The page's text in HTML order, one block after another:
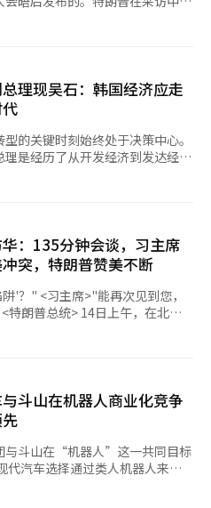
张缓解和人道交流并行，恢复对
打击。 然而，现实并不乐观。
国和日本的安全合作，而日本也
击能力。相反，朝鲜与俄罗斯，
近，东北亚正形成新的冷战格
已经形成了“韩·美·日对北·
欧洲北大西洋公约组织
亚也可能部分出现。 但东北亚与
杂性远超欧洲。中国与美国在对
鲜问题也不仅仅是军事问题，更
重因素交织的问题。 中国古典
。”这意味着强国应当以谦卑的
的美中关系和朝鲜问题具有深刻
而不同，小人同而不和”的论
亚文明的古老智慧也在于寻求共
：“怨恨不能以怨恨解开，唯
在今天的核武器、导弹、军事同
仅靠核武器、导弹、军事同盟和
的未来。 特朗普总统与习近平
确认了这一现实。大国们最终在
。而朝鲜半岛的和平也可能在对
春天不会一蹴而就。然而，在
春天的到来。朝鲜半岛的和平亦
的地缘政治阴云之中，但在其中
必要时，中央政府、地方政府、
中国在高铁、电动车和太阳能产
动生态系统，积累了大量数据。
大的内需市场，形成了独特的优
术方面则更为强大。OpenAI、
在设计全球人工智能技术的方
争不仅仅是技术竞争。美国
模和执行力”方面强。因此，两
国结合制造业和人工智能应用
智能时代的霸权结构进行的一场
位置呢？韩国目前在全球范围内
SK海力士为核心的内存半导体
，Naver、Kakao、LG人工智能
生态系统也在不断发展。 然
基础技术上强，而中国在市场和
，但在平台和超大规模人工智能
这并不意味着悲观。相反，韩国
导体，人工智能也无法存在。在
业具备世界一流的竞争力。 其
、造船、电池、半导体和机器人
在将人工智能与制造业结合
有望争夺全球前三强的地位。
时代，数据并非唯一重要的因
、K剧和K内容的全球影响力在
台竞争中可能成为重要资产。
随时可能动摇关系。因此，更加
绪越激烈，外交渠道的运作就越
持续的结构才是核心。这意味着
稳定。 日韩关系在地缘政治上
要竞争，但在合作领域中应冷静
，与近邻的战略合作显得愈发重
复，而是直面现实的成熟外交。
翻译与编辑。
后，外交界的氛围似乎有所变
以承受中东的全面冲突。美国已
产风险中迫切需要稳定的能源供
更加重视“管理危险爆炸”的机
。即，核武器的完全废弃不如某
以及霍尔木兹海峡的安全通行保
国的角色日益重要。近年来，
伊朗最大的原油进口国之一，实
两国签署了长期经济合作协议，
港口和通信等领域的合作。在中
朗不仅仅是一个产油国，更是对
，是维护能源安全的核心支柱。
种方式维持对伊朗原油的进口。
购伊朗原油，这对中国工业经济
，伊朗同样需要中国。在美国
的情况下，中国实际上成为了伊
资、消费品供应和基础设施建设
将对中国经济造成冲击。 正是
凸显出来。美国希望中国在一定
国不要过度扩大中东紧张局势。
中东风险管理上也存在一定的共
行安全和伊朗核冻结的联合声明
的是逐步接近的可能性。 首
事冲突和保障海峡通行安全的非
的解决和中国不公平贸易行为的
应。世界对“关税战”这个词已
，而是“谁能设计未来文明”。
体不再是简单的电子元件。AI时
力量、金融系统、云计算产业、
业等都在超高性能半导体的支持
今被称为“AI时代的原油”。 美
先进的AI半导体。美国限制了
出口，并加强了对先进半导体设
和日本半导体设备企业也在
易退让。相反，中国将美国的压
存战略。以华为为中心的AI芯片
存自给自足和中国半导体设备的
国AI企业深思科技的崛起，对全
科技在美国最先进芯片接触受
高效的运算结构实现了相当的AI
中国AI无法成长”的传统假设。
国施加过大压力，短期内美国可
与半导体问题的原因也在于此。
时，也希望避免美国企业完全失
拉等美国企业仍然视中国为全球
，完全排除美国的先进技术和全
因此，此次会谈的氛围与过去的
提高关税，围绕贸易盈亏争斗，
主导权展开更深层次的竞争。表
冲突的背景下，美国始终将自身
能达到预期。然而，无论数字多
统亲自推动本国制造企业的销
特朗普的外交政策以实用为中
开。无论是关税谈判、领导人会
美国的产业竞争力紧密相连。尤
产业中，这种做法尤为明显。过
而如今则是通过国家权力直接保
政策的象征。航空产业不仅仅
飞机都与众多零部件供应商、地
亲自参与销售外交的原因正是如
外交”并非新鲜事。每次中东访
，而与中国的关系中，波音购买
仅是简单的出口合同，更是外交
市场保持主导地位，背后有国家
的复杂性。两国在关税、技术
上却并未完全脱钩。中国仍然是
同样重要。因此，飞机购买成为
域。 此次宣布还揭示了全球产
业之间的竞争，实际上更接近于
与企业的订单，而中国则在国家
场竞争的背后，依然有强大的国
与国家地位密切相关。波音与欧
争，更是美国与欧洲之间的产业
客机开发，推动航空崛起。如
理现吴石：韩国经济应走
的关键时刻始终处于决策中心。
是经历了从开发经济到发达经济
经济计划院开始，到世界银行、
’时代。过去的增长公式已不再
选择怎样的道路？现前副总理表
方向”，强调向‘包容性创新国
不仅仅是简单的政策建议，更是
。您选择经济官僚的背景和当时
年代开始公职，那时韩国经济
官僚不仅仅是执行行政的角色，
程师’。以经济计划院为中心，
相信经济政策能够改变国家的命
择了官僚的道路。回头看，当时
并指引方向的战略群体。您认
？= 最核心的原理是‘国家主导
和技术，依靠市场是难以期待增
经济运行时更注重速度而非效
。首先是政府积极的市场介入和
本的集中投资；第三是全社会共
：135分钟会谈，习主席
突，特朗普赞美不断
'？" <习主席>"能再次见到您，
14日上午，在北京
时隔半年再次会面，双方的发言
稳定关系"共识，警告'修昔底德
新华社报
了"建立中美之间建设性、战略
将为未来三年以上的中美关系指
朗普总统持续给予习主席赞美，
表明在伊朗战争、贸易争端以
斗山在机器人商业化竞争
与斗山在“机器人”这一共同目标
业生态，而斗山则专注于通过协